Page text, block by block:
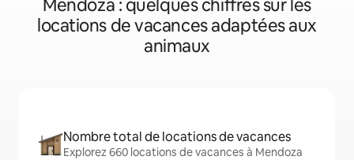
Mendoza : quelques chiffres sur les
locations de vacances adaptées aux
animaux
Nombre total de locations de vacances
Explorez 660 locations de vacances à Mendoza